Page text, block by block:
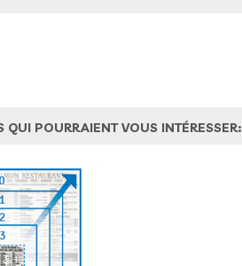
POURRAIENT VOUS INTÉRESSER: